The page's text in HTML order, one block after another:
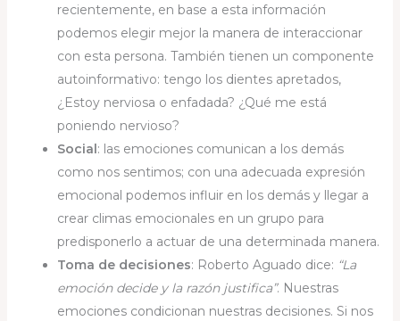
recientemente, en base a esta información
podemos elegir mejor la manera de interaccionar
con esta persona. También tienen un componente
autoinformativo: tengo los dientes apretados,
¿Estoy nerviosa o enfadada? ¿Qué me está
poniendo nervioso?
Social: las emociones comunican a los demás
como nos sentimos; con una adecuada expresión
emocional podemos influir en los demás y llegar a
crear climas emocionales en un grupo para
predisponerlo a actuar de una determinada manera.
Toma de decisiones: Roberto Aguado dice: “La
emoción decide y la razón justifica”. Nuestras
emociones condicionan nuestras decisiones. Si nos